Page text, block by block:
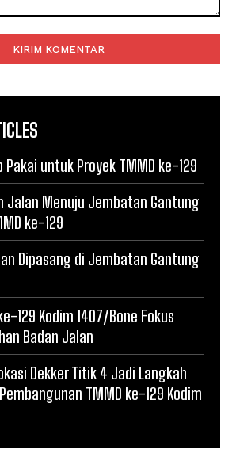
Pakai untuk Proyek TMMD ke-129
Jalan Menuju Jembatan Gantung
ke-129
Dipasang di Jembatan Gantung
129 Kodim 1407/Bone Fokus
Badan Jalan
Dekker Titik 4 Jadi Langkah
TMMD ke-129 Kodim